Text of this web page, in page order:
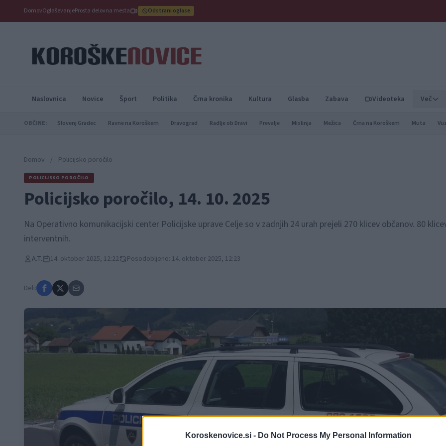
Koroskenovice.si - Do Not Process My Personal Information
DomovOglaševanjeProsta delovna mesta Odstrani oglase
Naslovnica Novice Šport Politika Črna kronika Kultura Glasba Zabava Videoteka Več
OBČINE: Slovenj Gradec Ravne na Koroškem Dravograd Radlje ob Dravi Prevalje Mislinja Mežica Črna na Koroškem Muta
Domov / Policijsko poročilo
POLICIJSKO POROČILO
Policijsko poročilo, 14. 10. 2025
Na Operativno komunikacijski center Policijske uprave Celje so v zadnjih 24 urah prejeli 270 klicev občanov. 80
interventnih.
A.T. 14. oktober 2025, 12:22 Posodobljeno: 14. oktober 2025, 12:23
Deli: